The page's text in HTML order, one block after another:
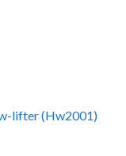
lifter (Hw2001)